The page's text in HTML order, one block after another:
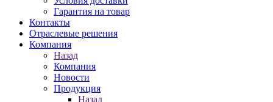
Гарантия на товар
Контакты
Отраслевые решения
Компания
Назад
Компания
Новости
Продукция
Назад